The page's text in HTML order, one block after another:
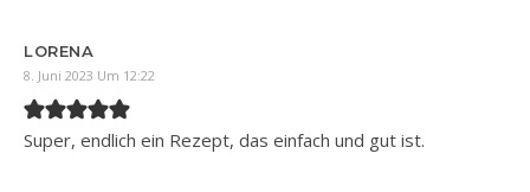
LORENA
8. Juni 2023 Um 12:22
Super, endlich ein Rezept, das einfach und gut ist.